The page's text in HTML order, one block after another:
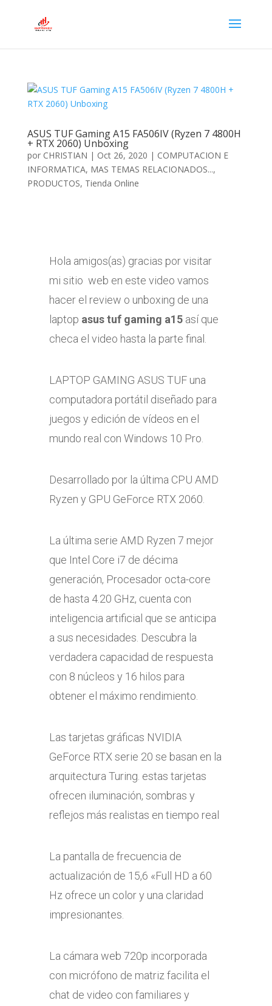
ASUS TUF Gaming A15 FA506IV (Ryzen 7 4800H
+ RTX 2060) Unboxing
por CHRISTIAN | Oct 26, 2020 | COMPUTACION E
INFORMATICA, MAS TEMAS RELACIONADOS...,
PRODUCTOS, Tienda Online
Hola amigos(as) gracias por visitar
mi sitio web en este video vamos
hacer el review o unboxing de una
laptop asus tuf gaming a15así que
checa el video hasta la parte final.
LAPTOP GAMING ASUS TUF una
computadora portátil diseñado para
juegos y edición de vídeos en el
mundo real con Windows 10 Pro.
Desarrollado por la última CPU AMD
Ryzen y GPU GeForce RTX 2060.
La última serie AMD Ryzen 7 mejor
que Intel Core i7 de décima
generación, Procesador octa-core
de hasta 4.20 GHz, cuenta con
inteligencia artificial que se anticipa
a sus necesidades. Descubra la
verdadera capacidad de respuesta
con 8 núcleos y 16 hilos para
obtener el máximo rendimiento.
Las tarjetas gráficas NVIDIA
GeForce RTX serie 20 se basan en la
arquitectura Turing. estas tarjetas
ofrecen iluminación, sombras y
reflejos más realistas en tiempo real
La pantalla de frecuencia de
actualización de 15,6 «Full HD a 60
Hz ofrece un color y una claridad
impresionantes.
La cámara web 720p incorporada
con micrófono de matriz facilita el
chat de video con familiares y